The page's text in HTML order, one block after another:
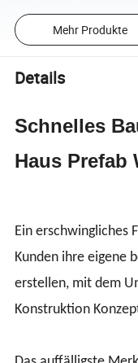
Mehr Produkte
Details
Schnelles
Haus Prefab
Ein erschwingliches
Kunden ihre eigene
erstellen, mit dem
Konstruktion